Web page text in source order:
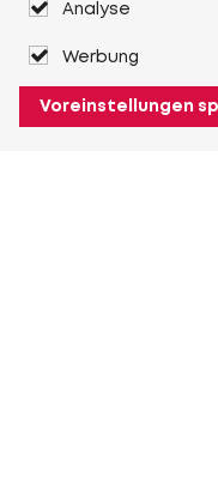
Analyse
Werbung
Voreinstellungen